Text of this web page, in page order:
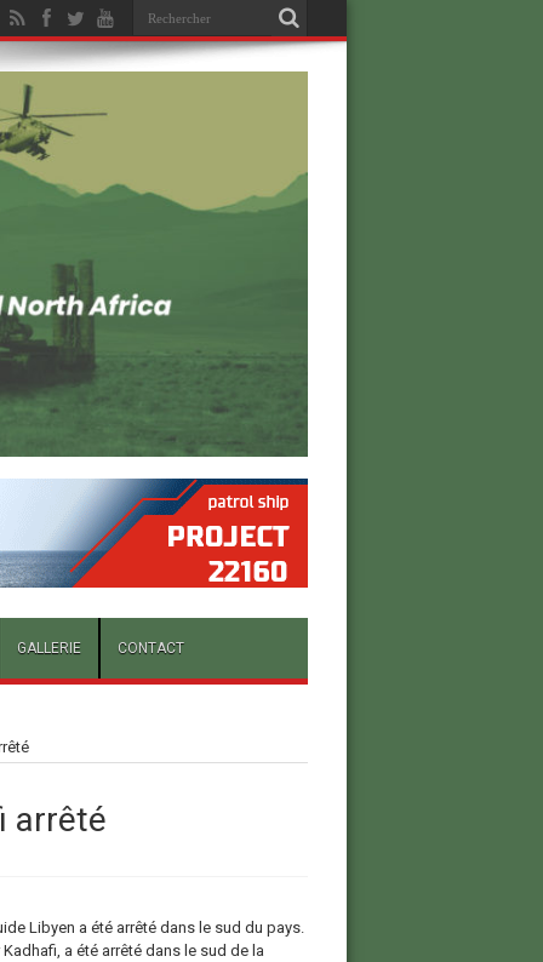
GALLERIE CONTACT
arrêté
Libyen a été arrêté dans le sud du pays.
a été arrêté dans le sud de la